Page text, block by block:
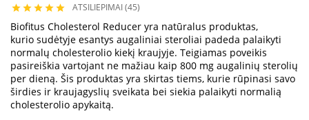
     ATSILIEPIMAI (45)
Biofitus Cholesterol Reducer yra natūralus produktas,
kurio sudėtyje esantys augaliniai steroliai padeda palaikyti
normalų cholesterolio kiekį kraujyje. Teigiamas poveikis
pasireiškia vartojant ne mažiau kaip 800 mg augalinių sterolių
per dieną. Šis produktas yra skirtas tiems, kurie rūpinasi savo
širdies ir kraujagyslių sveikata bei siekia palaikyti normalią
cholesterolio apykaitą.